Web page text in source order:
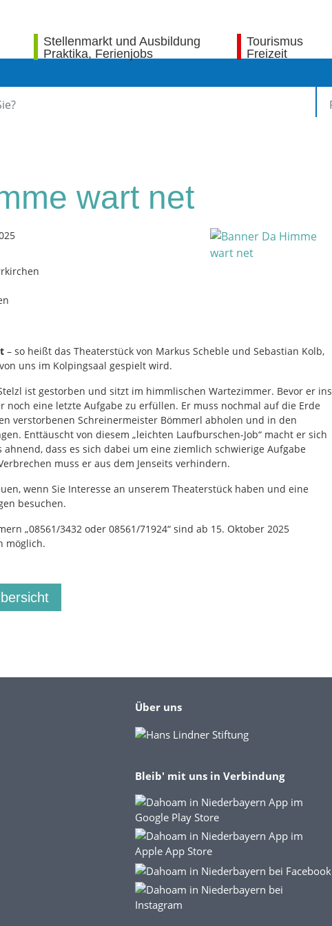
Stellenmarkt und Ausbildung
Praktika, Ferienjobs
Tourismus
Freizeit
wart net
– so heißt das Theaterstück von Markus Scheble und Sebastian Kolb,
uns im Kolpingsaal gespielt wird.
ist gestorben und sitzt im himmlischen Wartezimmer. Bevor er ins
noch eine letzte Aufgabe zu erfüllen. Er muss nochmal auf die Erde
verstorbenen Schreinermeister Bömmerl abholen und in den
Enttäuscht von diesem „leichten Laufburschen-Job“ macht er sich
ahnend, dass es sich dabei um eine ziemlich schwierige Aufgabe
muss er aus dem Jenseits verhindern.
wenn Sie Interesse an unserem Theaterstück haben und eine
besuchen.
„08561/3432 oder 08561/71924“ sind ab 15. Oktober 2025
möglich.
Über uns
Bleib' mit uns in Verbindung